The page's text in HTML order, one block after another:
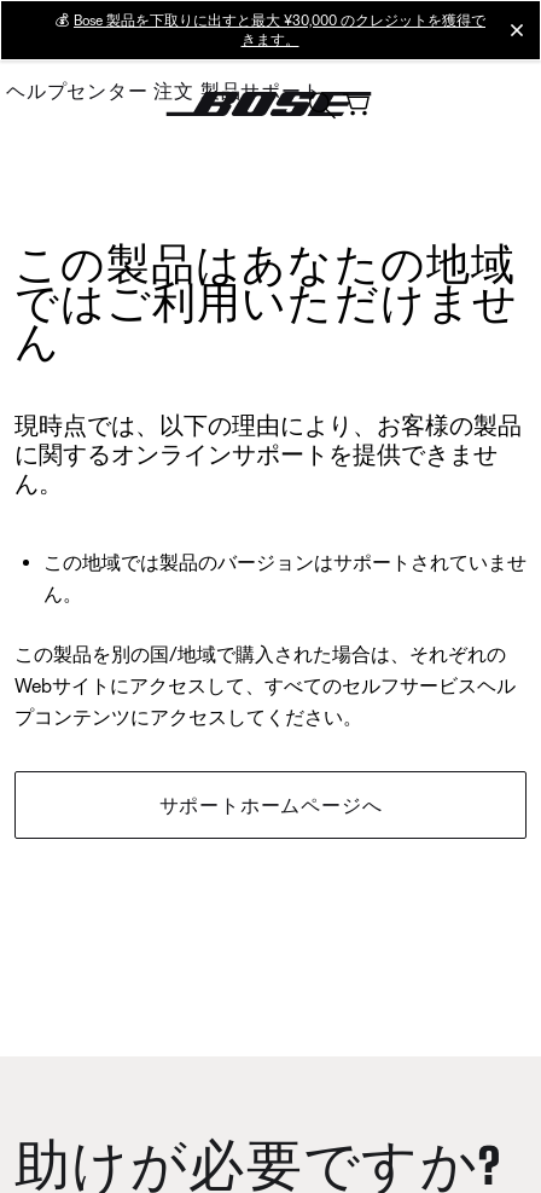
Main
💰 Bose 製品を下取りに出すと最大 ¥30,000 のクレジットを獲得で
きます。
ヘルプセンター 注文 製品サポート
この製品はあなたの地域
ではご利用いただけませ
ん
現時点では、以下の理由により、お客様の製品
に関するオンラインサポートを提供できませ
ん。
この地域では製品のバージョンはサポートされていませ
ん。
この製品を別の国/地域で購入された場合は、それぞれの
Webサイトにアクセスして、すべてのセルフサービスヘル
プコンテンツにアクセスしてください。
サポートホームページへ
助けが必要ですか?